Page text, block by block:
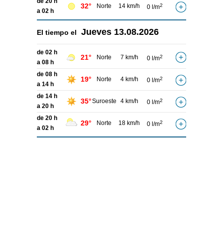
a 02 h
32° Norte 14 km/h 0 l/m2
El tiempo el Jueves 13.08.2026
de 02 h
a 08 h
21° Norte 7 km/h 0 l/m2
de 08 h
a 14 h
19° Norte 4 km/h 0 l/m2
de 14 h
a 20 h
35°Suroeste 4 km/h 0 l/m2
de 20 h
a 02 h
29° Norte 18 km/h 0 l/m2